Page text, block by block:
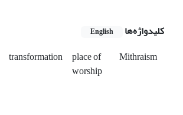
کلیدواژه‌ها English
transformation place of
worship
Mithraism